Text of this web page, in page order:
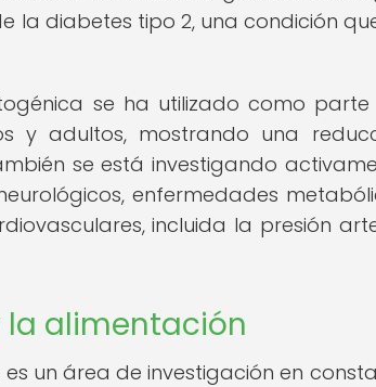
la diabetes tipo 2, una condición
se ha utilizado como parte
y adultos, mostrando una
se está investigando
enfermedades
incluida la presión
la alimentación
un área de investigación en